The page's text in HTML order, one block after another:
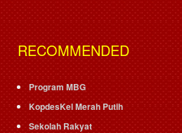
RECOMMENDED
Program MBG
KopdesKel Merah Putih
Sekolah Rakyat